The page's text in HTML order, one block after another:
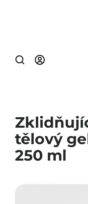
tělový
250 ml